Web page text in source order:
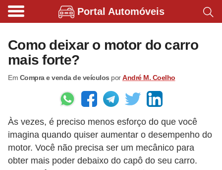
Portal Automóveis
Como deixar o motor do carro
mais forte?
Em Compra e venda de veículos porAndré M. Coelho
Às vezes, é preciso menos esforço do que você
imagina quando quiser aumentar o desempenho do
motor. Você não precisa ser um mecânico para
obter mais poder debaixo do capô do seu carro.
B
c
i
c
t
a